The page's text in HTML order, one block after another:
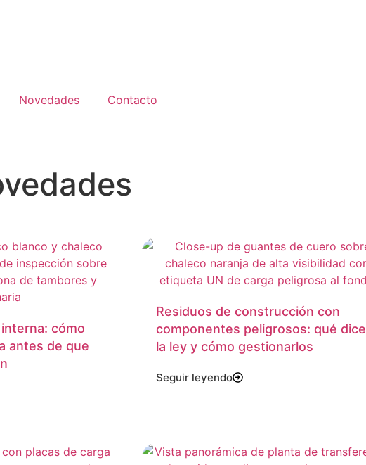
Novedades Contacto
cómo
antes de que
Residuos de construcción con
componentes peligrosos: qué dice
la ley y cómo gestionarlos
Seguir leyendo